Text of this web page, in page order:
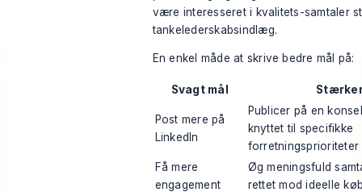
være interesseret i kvalitets-samtaler
tankelederskabsindlæg.
En enkel måde at skrive bedre mål på:
Svagt mål
Post mere på
LinkedIn
Publicer på en
knyttet til specifikke
forretningsprioriteter
Få mere
engagement
Øg meningsfuld
rettet mod ideelle